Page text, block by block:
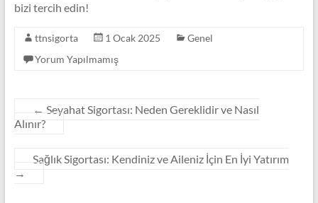
bizi tercih edin!
ttnsigorta 1 Ocak 2025
Genel
Yorum Yapılmamış
← Seyahat Sigortası: Neden Gereklidir ve Nasıl
Alınır?
Sağlık Sigortası: Kendiniz ve Aileniz İçin En İyi Yatırım
→